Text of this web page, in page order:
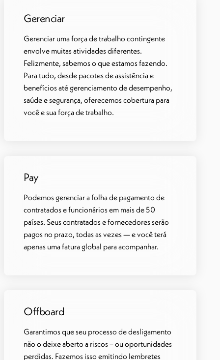
Gerenciar
Gerenciar uma força de trabalho contingente
envolve muitas atividades diferentes.
Felizmente, sabemos o que estamos fazendo.
Para tudo, desde pacotes de assistência e
benefícios até gerenciamento de desempenho,
saúde e segurança, oferecemos cobertura para
você e sua força de trabalho.
Pay
Podemos gerenciar a folha de pagamento de
contratados e funcionários em mais de 50
países. Seus contratados e fornecedores serão
pagos no prazo, todas as vezes — e você terá
apenas uma fatura global para acompanhar.
Offboard
Garantimos que seu processo de desligamento
não o deixe aberto a riscos – ou oportunidades
perdidas. Fazemos isso emitindo lembretes